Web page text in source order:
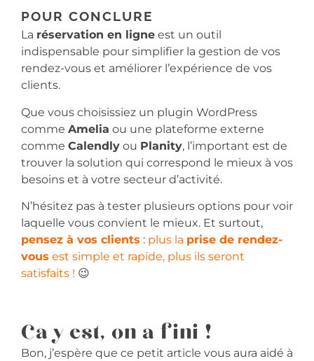
POUR CONCLURE
La réservation en ligne est un outil
indispensable pour simplifier la gestion de vos
rendez-vous et améliorer l’expérience de vos
clients.
Que vous choisissiez un plugin WordPress
comme Amelia ou une plateforme externe
comme Calendly ou Planity, l’important est de
trouver la solution qui correspond le mieux à vos
besoins et à votre secteur d’activité.
N’hésitez pas à tester plusieurs options pour voir
laquelle vous convient le mieux. Et surtout,
pensez à vos clients : plus la prise de rendez-
vous est simple et rapide, plus ils seront
satisfaits ! 😉
Ca y est, on a fini !
Bon, j’espère que ce petit article vous aura aidé à